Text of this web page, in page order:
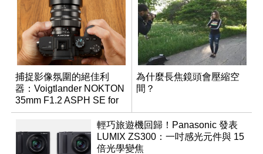
捕捉影像氛圍的絕佳利
器：Voigtlander NOKTON
35mm F1.2 ASPH SE for
E-mount
為什麼長焦鏡頭會壓縮空
間？
輕巧旅遊機回歸！Panasonic 發表
LUMIX ZS300：一吋感光元件與 15
倍光學變焦